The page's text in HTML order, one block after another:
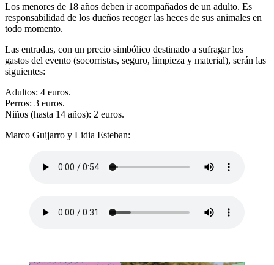
Los menores de 18 años deben ir acompañados de un adulto. Es
responsabilidad de los dueños recoger las heces de sus animales en
todo momento.
Las entradas, con un precio simbólico destinado a sufragar los
gastos del evento (socorristas, seguro, limpieza y material), serán las
siguientes:
Adultos: 4 euros.
Perros: 3 euros.
Niños (hasta 14 años): 2 euros.
Marco Guijarro y Lidia Esteban: